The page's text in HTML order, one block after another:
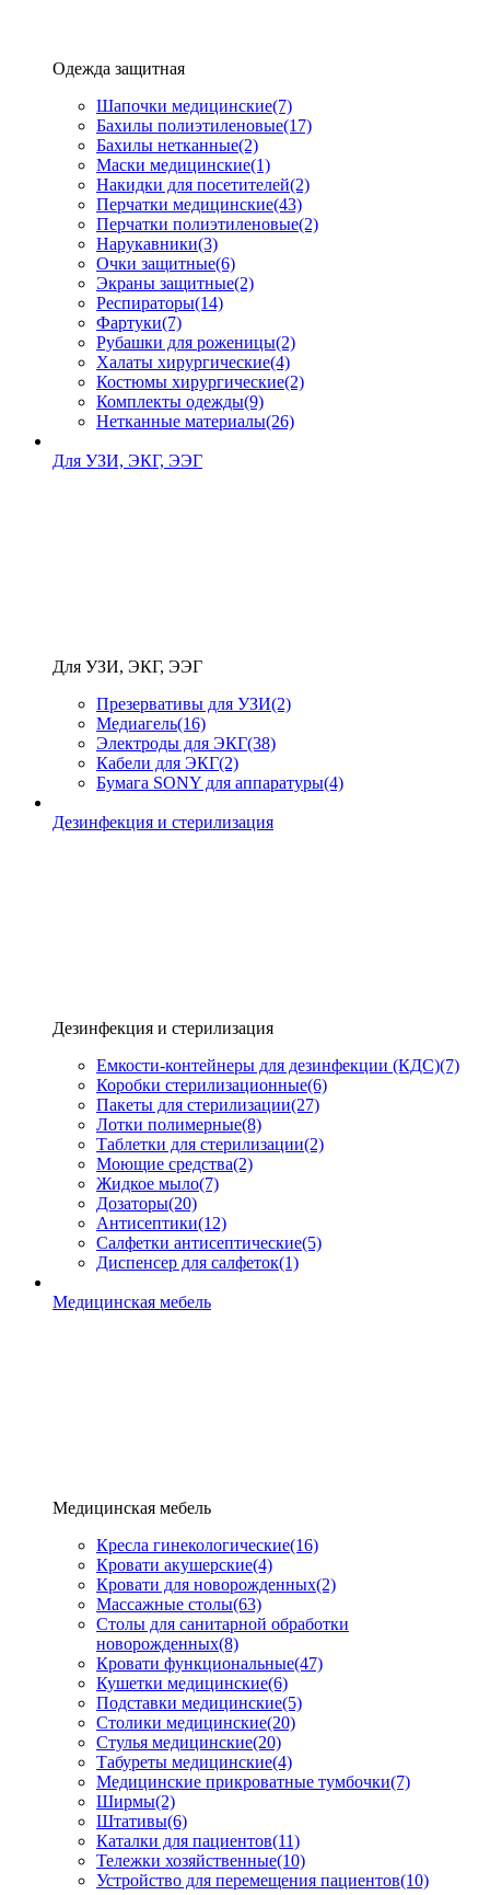
Одежда защитная
Шапочки медицинские(7)
Бахилы полиэтиленовые(17)
Бахилы нетканные(2)
Маски медицинские(1)
Накидки для посетителей(2)
Перчатки медицинские(43)
Перчатки полиэтиленовые(2)
Нарукавники(3)
Очки защитные(6)
Экраны защитные(2)
Рeспираторы(14)
Фартуки(7)
Рубашки для роженицы(2)
Халаты хирургические(4)
Костюмы хирургические(2)
Комплекты одежды(9)
Нетканные материалы(26)
Для УЗИ, ЭКГ, ЭЭГ
Для УЗИ, ЭКГ, ЭЭГ
Презервативы для УЗИ(2)
Медиагель(16)
Электроды для ЭКГ(38)
Кабели для ЭКГ(2)
Бумага SONY для аппаратуры(4)
Дезинфекция и стерилизация
Дезинфекция и стерилизация
Емкости-контейнеры для дезинфекции (КДС)(7)
Коробки стерилизационные(6)
Пакеты для стерилизации(27)
Лотки полимерные(8)
Таблетки для стерилизации(2)
Моющие средства(2)
Жидкое мыло(7)
Дозаторы(20)
Антисептики(12)
Салфетки антисептические(5)
Диспенсер для салфеток(1)
Медицинская мебель
Медицинская мебель
Кресла гинекологические(16)
Кровати акушерские(4)
Кровати для новорожденных(2)
Массажные столы(63)
Столы для санитарной обработки
новорожденных(8)
Кровати функциональные(47)
Кушетки медицинские(6)
Подставки медицинские(5)
Столики медицинские(20)
Стулья медицинские(20)
Табуреты медицинские(4)
Медицинские прикроватные тумбочки(7)
Ширмы(2)
Штативы(6)
Каталки для пациентов(11)
Тележки хозяйственные(10)
Устройство для перемещения пациентов(10)